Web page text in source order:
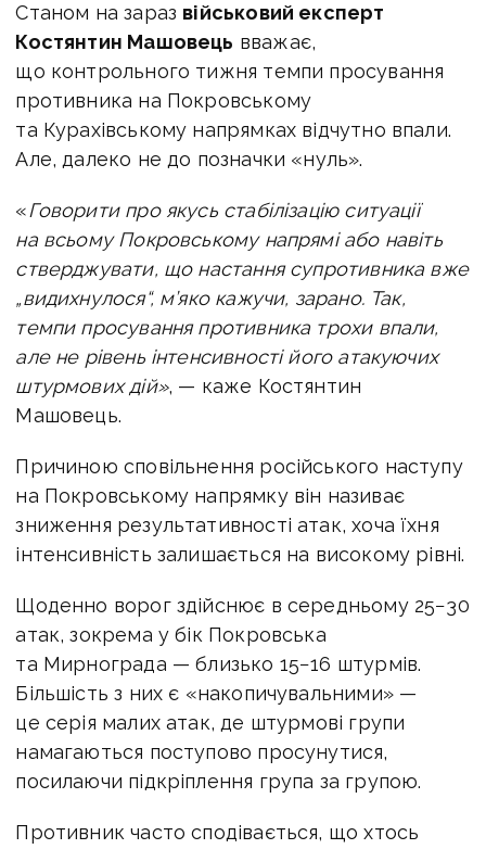
Станом на зараз військовий експерт
Костянтин Машовець вважає,
що контрольного тижня темпи просування
противника на Покровському
та Курахівському напрямках відчутно впали.
Але, далеко не до позначки «нуль».
«Говорити про якусь стабілізацію ситуації
на всьому Покровському напрямі або навіть
стверджувати, що настання супротивника вже
„видихнулося“, м’яко кажучи, зарано. Так,
темпи просування противника трохи впали,
але не рівень інтенсивності його атакуючих
штурмових дій», — каже Костянтин
Машовець.
Причиною сповільнення російського наступу
на Покровському напрямку він називає
зниження результативності атак, хоча їхня
інтенсивність залишається на високому рівні.
Щоденно ворог здійснює в середньому 25−30
атак, зокрема у бік Покровська
та Мирнограда — близько 15−16 штурмів.
Більшість з них є «накопичувальними» —
це серія малих атак, де штурмові групи
намагаються поступово просунутися,
посилаючи підкріплення група за групою.
Противник часто сподівається, що хтось